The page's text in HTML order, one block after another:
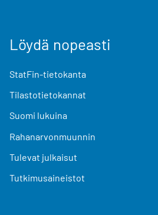
Löydä nopeasti
StatFin-tietokanta
Tilastotietokannat
Suomi lukuina
Rahanarvonmuunnin
Tulevat julkaisut
Tutkimusaineistot